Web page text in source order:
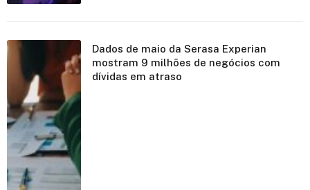
Dados de maio da Serasa Experian
mostram 9 milhões de negócios com
dívidas em atraso